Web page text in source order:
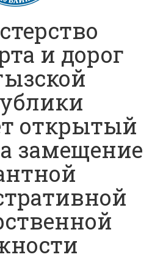
и дорог
открытый
замещение